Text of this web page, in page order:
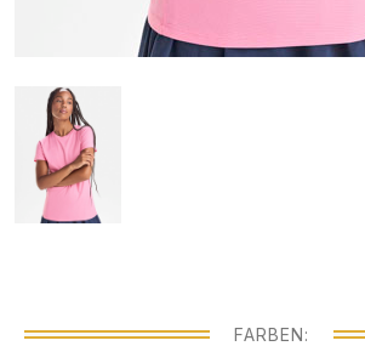
FARBEN: